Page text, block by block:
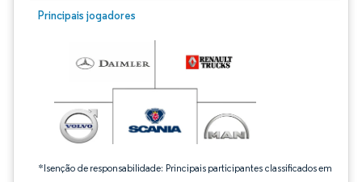
Principais jogadores
*Isenção de responsabilidade: Principais participantes classificados em
Imagem © Mordor Intelligence. O reuso requer atribuição conforme CC BY 4.0.